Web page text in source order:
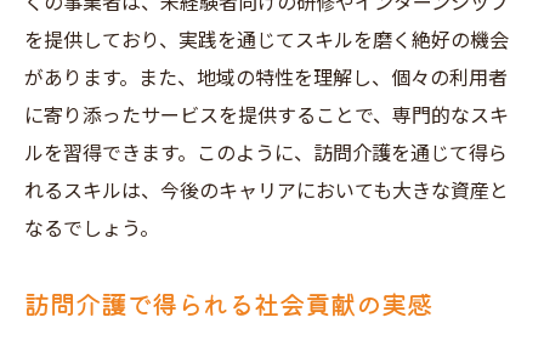
を提供しており、実践を通じてスキルを磨く絶好の機会
があります。また、地域の特性を理解し、個々の利用者
に寄り添ったサービスを提供することで、専門的なスキ
ルを習得できます。このように、訪問介護を通じて得ら
れるスキルは、今後のキャリアにおいても大きな資産と
なるでしょう。
訪問介護で得られる社会貢献の実感